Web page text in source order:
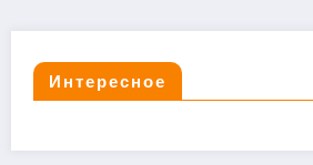
Интересное